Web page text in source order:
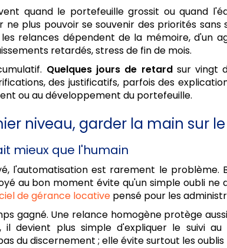
quand le portefeuille grossit ou quand
ne plus pouvoir se souvenir des priorités sans
relances dépendent de la mémoire, d'un
retardés, stress de fin de mois.
Quelques jours de retardsur vingt
des justificatifs, parfois des
ou au développement du portefeuille.
niveau, garder la main sur
mieux que l'humain
l'automatisation est rarement le problème.
au bon moment évite qu'un simple oubli
de gérance locative pensé pour les
gagné. Une relance homogène protège
il devient plus simple d'expliquer le suivi
du discernement ; elle évite surtout les